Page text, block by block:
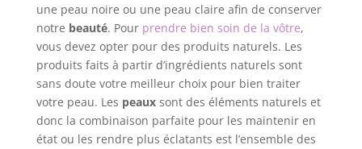
une peau noire ou une peau claire afin de conserver
notre beauté. Pour prendre bien soin de la vôtre,
vous devez opter pour des produits naturels. Les
produits faits à partir d’ingrédients naturels sont
sans doute votre meilleur choix pour bien traiter
votre peau. Les peauxsont des éléments naturels et
donc la combinaison parfaite pour les maintenir en
état ou les rendre plus éclatants est l’ensemble des